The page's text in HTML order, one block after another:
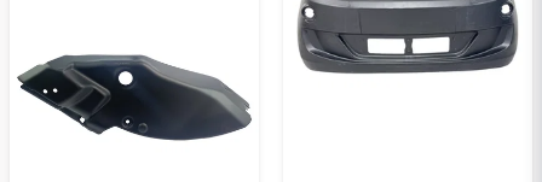
Lähetä kysymys